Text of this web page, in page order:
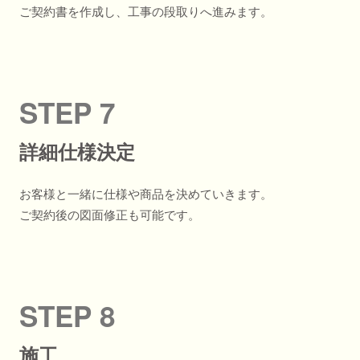
ご契約書を作成し、工事の段取りへ進みます。
STEP 7
詳細仕様決定
お客様と一緒に仕様や商品を決めていきます。
ご契約後の図面修正も可能です。
STEP 8
施工